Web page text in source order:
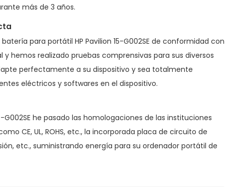
más de 3 años.
batería para portátil HP Pavilion 15-G002SE de conformidad con
hemos realizado pruebas comprensivas para sus diversos
perfectamente a su dispositivo y sea totalmente
eléctricos y softwares en el dispositivo.
G002SE he pasado las homologaciones de las instituciones
CE, UL, ROHS, etc., la incorporada placa de circuito de
etc., suministrando energía para su ordenador portátil de